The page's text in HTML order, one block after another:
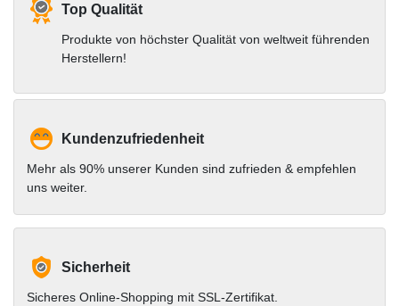
Top Qualität
Produkte von höchster Qualität von weltweit führenden
Herstellern!
Kundenzufriedenheit
Mehr als 90% unserer Kunden sind zufrieden & empfehlen
uns weiter.
Sicherheit
Sicheres Online-Shopping mit SSL-Zertifikat.